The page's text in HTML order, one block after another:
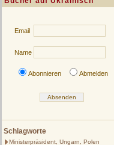
Email
Name
Abonnieren Abmelden
Schlagworte
Ministerpräsident, Ungarn, Polen